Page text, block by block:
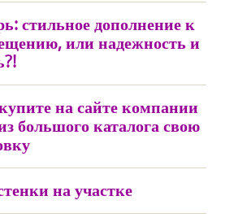
стильное дополнение к
или надежность и
на сайте компании
большого каталога свою
на участке